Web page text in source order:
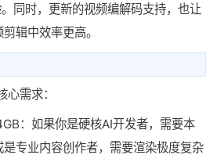
同时，更新的视频编解码支持，也让
辑中效率更高。
需求：
：如果你是硬核AI开发者，需要本
专业内容创作者，需要渲染极度复杂